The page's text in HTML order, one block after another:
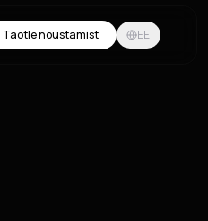
Taotle nõustamist EE